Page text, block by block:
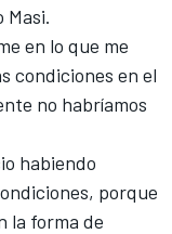
en lo que me
condiciones en el
no habríamos
habiendo
porque
la forma de